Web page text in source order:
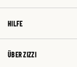
HILFE
ÜBER ZIZZI